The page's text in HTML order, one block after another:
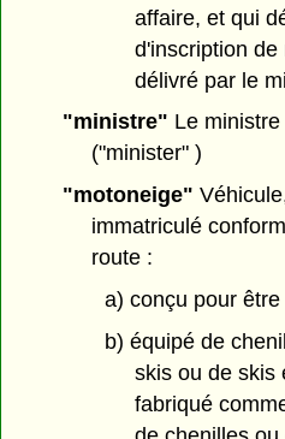
affaire, et qui
d'inscription de
délivré par le
"ministre" Le
("minister" )
"motoneige"
immatriculé
route :
a) conçu pour
b) équipé de
skis ou de skis
fabriqué